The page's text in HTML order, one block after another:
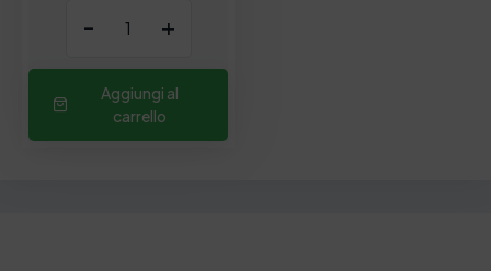
- +
Aggiungi al
carrello